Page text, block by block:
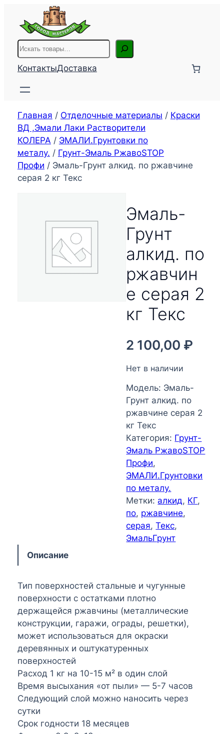
содержимому
Поиск
КонтактыДоставка
Главная / Отделочные материалы / Краски
ВД ,Эмали Лаки Растворители
КОЛЕРА / ЭМАЛИ.Грунтовки по
металу. / Грунт-Эмаль РжавоSTOP
Профи / Эмаль-Грунт алкид. по ржавчине
серая 2 кг Текс
Эмаль-
Грунт
алкид. по
ржавчин
е серая 2
кг Текс
2 100,00 ₽
Нет в наличии
Модель: Эмаль-
Грунт алкид. по
ржавчине серая 2
кг Текс
Категория: Грунт-
Эмаль РжавоSTOP
Профи
ЭМАЛИ.Грунтовки
по металу.
Метки: алкид, КГ
по, ржавчине
серая, Текс
ЭмальГрунт
Описание
Тип поверхностей стальные и чугунные
поверхности с остатками плотно
держащейся ржавчины (металлические
конструкции, гаражи, ограды, решетки),
может использоваться для окраски
деревянных и оштукатуренных
поверхностей
Расход 1 кг на 10-15 м² в один слой
Время высыхания «от пыли» — 5-7 часов
Следующий слой можно наносить через
сутки
Срок годности 18 месяцев